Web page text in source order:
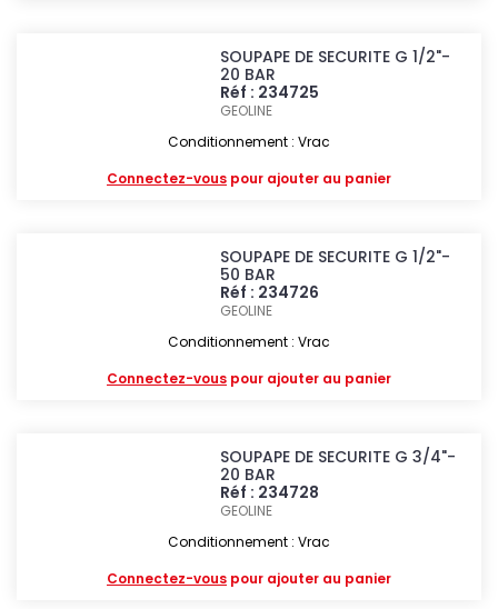
SOUPAPE DE SECURITE G 1/2"-
20 BAR
Réf : 234725
GEOLINE
Conditionnement : Vrac
Connectez-vous pour ajouter au panier
SOUPAPE DE SECURITE G 1/2"-
50 BAR
Réf : 234726
GEOLINE
Conditionnement : Vrac
Connectez-vous pour ajouter au panier
SOUPAPE DE SECURITE G 3/4"-
20 BAR
Réf : 234728
GEOLINE
Conditionnement : Vrac
Connectez-vous pour ajouter au panier